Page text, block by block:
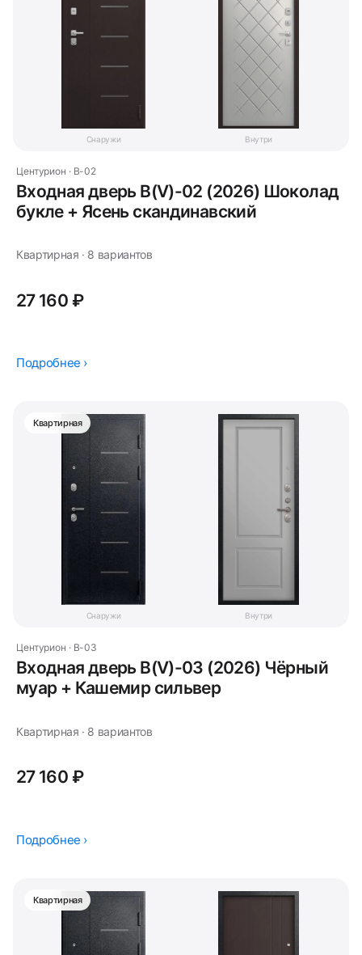
Снаружи Внутри
Центурион · В-02
Входная дверь В(V)-02 (2026) Шоколад
букле + Ясень скандинавский
Квартирная · 8 вариантов
27 160 ₽
Подробнее ›
Снаружи Внутри
Квартирная
Центурион · В-03
Входная дверь В(V)-03 (2026) Чёрный
муар + Кашемир сильвер
Квартирная · 8 вариантов
27 160 ₽
Подробнее ›
Квартирная